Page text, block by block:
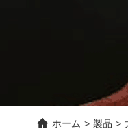
ホーム > 製品 >